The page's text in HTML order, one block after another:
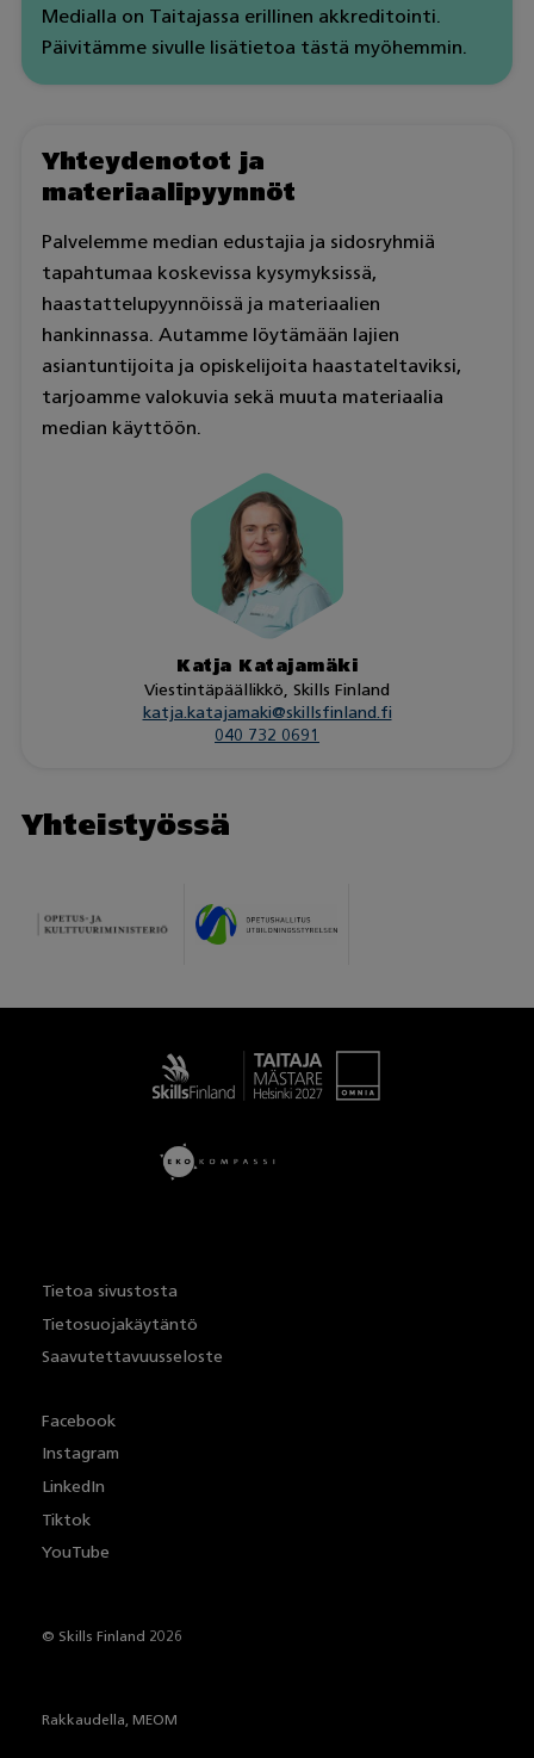
Medialla on Taitajassa erillinen akkreditointi.
Päivitämme sivulle lisätietoa tästä myöhemmin.
Yhteydenotot ja
materiaalipyynnöt
Palvelemme median edustajia ja sidosryhmiä
tapahtumaa koskevissa kysymyksissä,
haastattelupyynnöissä ja materiaalien
hankinnassa. Autamme löytämään lajien
asiantuntijoita ja opiskelijoita haastateltaviksi,
tarjoamme valokuvia sekä muuta materiaalia
median käyttöön.
Katja Katajamäki
Viestintäpäällikkö, Skills Finland
katja.katajamaki@skillsfinland.fi
040 732 0691
Yhteistyössä
Tietoa sivustosta
Tietosuojakäytäntö
Saavutettavuusseloste
Facebook
Instagram
LinkedIn
Tiktok
YouTube
© Skills Finland 2026
Rakkaudella, MEOM